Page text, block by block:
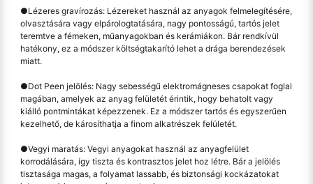
●Lézeres gravírozás: Lézereket használ az anyagok felmelegítésére,
olvasztására vagy elpárologtatására, nagy pontosságú, tartós jelet
teremtve a fémeken, műanyagokban és kerámiákon. Bár rendkívül
hatékony, ez a módszer költségtakarító lehet a drága berendezések
miatt.
●Dot Peen jelölés: Nagy sebességű elektromágneses csapokat foglal
magában, amelyek az anyag felületét érintik, hogy behatolt vagy
kiálló pontmintákat képezzenek. Ez a módszer tartós és egyszerűen
kezelhető, de károsíthatja a finom alkatrészek felületét.
●Vegyi maratás: Vegyi anyagokat használ az anyagfelület
korrodálására, így tiszta és kontrasztos jelet hoz létre. Bár a jelölés
tisztasága magas, a folyamat lassabb, és biztonsági kockázatokat